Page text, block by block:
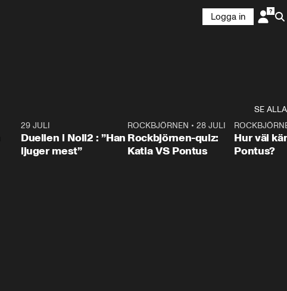
Logga in
SE ALLA
29 JULI
Duellen i Noll2 : ”Han
ljuger mest”
0:15
ROCKBJÖRNEN •28 JULI
Rockbjörnen-quiz:
Katia VS Pontus
Hur väl
Pontus?